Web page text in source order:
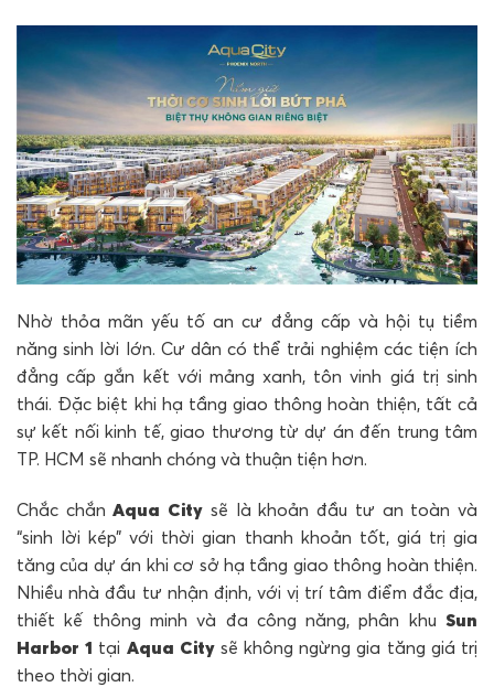
Nhờ thỏa mãn yếu tố an cư đẳng cấp và hội tụ tiềm
năng sinh lời lớn. Cư dân có thể trải nghiệm các tiện ích
đẳng cấp gắn kết với mảng xanh, tôn vinh giá trị sinh
thái. Đặc biệt khi hạ tầng giao thông hoàn thiện, tất cả
sự kết nối kinh tế, giao thương từ dự án đến trung tâm
TP. HCM sẽ nhanh chóng và thuận tiện hơn.
Chắc chắnAqua City sẽ là khoản đầu tư an toàn và
“sinh lời kép” với thời gian thanh khoản tốt, giá trị gia
tăng của dự án khi cơ sở hạ tầng giao thông hoàn thiện.
Nhiều nhà đầu tư nhận định, với vị trí tâm điểm đắc địa,
thiết kế thông minh và đa công năng, phân khu Sun
Harbor 1 tại Aqua Citysẽ không ngừng gia tăng giá trị
theo thời gian.